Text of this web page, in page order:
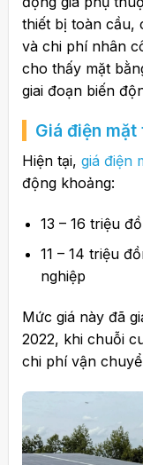
thiết bị toàn cầu,
và chi phí nhân
cho thấy mặt
giai đoạn biến
Giá điện
Hiện tại, giá điện
động khoảng:
13 – 16 triệu
11 – 14 triệu
nghiệp
Mức giá này đã
2022, khi chuỗi
chi phí vận